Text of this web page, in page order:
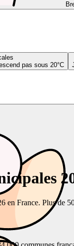
pas sous 20°C
France. Plus de